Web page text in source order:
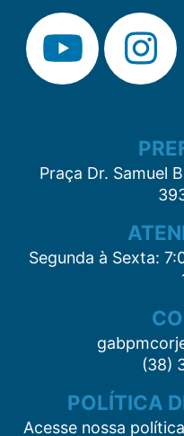
Praça Dr. Samuel
Segunda à Sexta:
(38)
POLÍTICA
Acesse nossa